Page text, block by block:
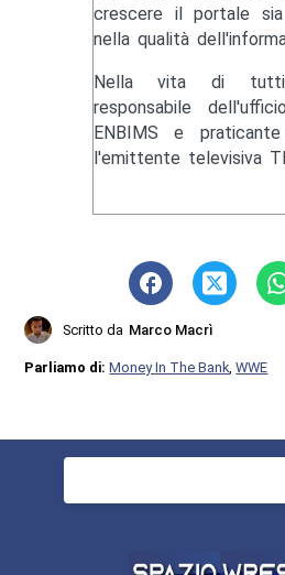
crescere il portale
nella qualità
Nella vita di
responsabile
ENBIMS e
l'emittente televisiva
Scritto da Marco Macrì
Parliamo di:Money In The Bank ,WWE